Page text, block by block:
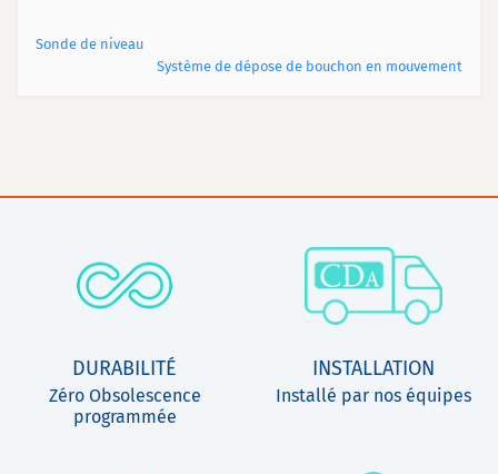
Sonde de niveau
Système de dépose de bouchon en mouvement
DURABILITÉ
Zéro Obsolescence
programmée
INSTALLATION
Installé par nos équipes